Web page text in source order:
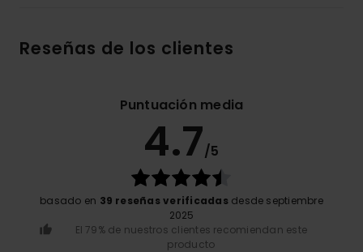
Reseñas de los clientes
Puntuación media
4.7/5
basado en 39 reseñas verificadas desde septiembre
2025
El 79% de nuestros clientes recomiendan este
producto